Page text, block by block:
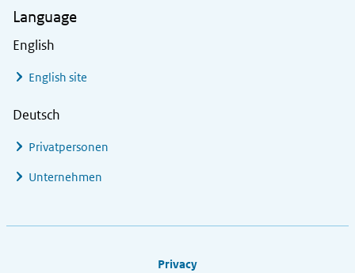
Language
English
English site
Deutsch
Privatpersonen
Unternehmen
Privacy